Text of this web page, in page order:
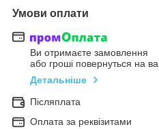
Умови оплати
Ви отримаєте замовлення
або гроші повернуться на
Детальніше
Післяплата
Оплата за реквізитами